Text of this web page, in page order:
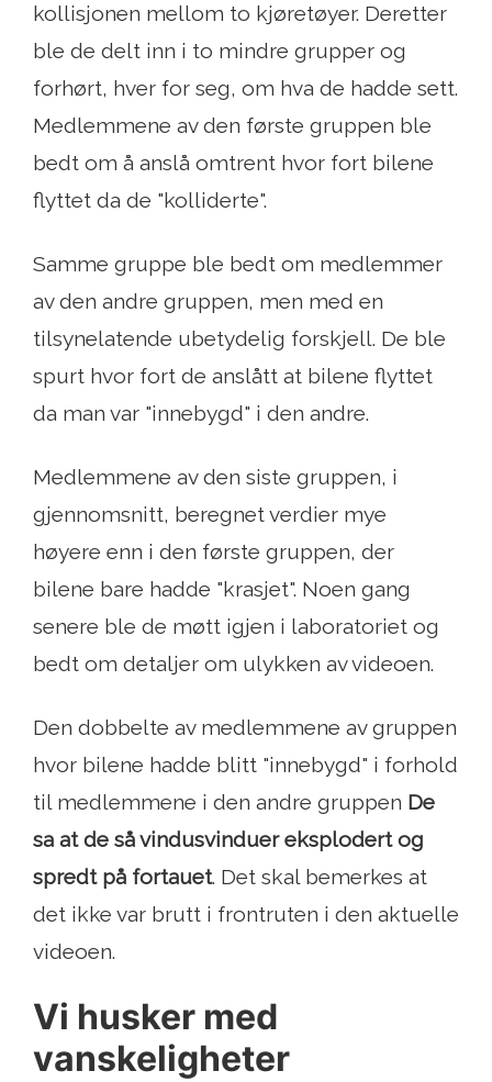
kollisjonen mellom to kjøretøyer. Deretter
ble de delt inn i to mindre grupper og
forhørt, hver for seg, om hva de hadde sett.
Medlemmene av den første gruppen ble
bedt om å anslå omtrent hvor fort bilene
flyttet da de "kolliderte".
Samme gruppe ble bedt om medlemmer
av den andre gruppen, men med en
tilsynelatende ubetydelig forskjell. De ble
spurt hvor fort de anslått at bilene flyttet
da man var "innebygd" i den andre.
Medlemmene av den siste gruppen, i
gjennomsnitt, beregnet verdier mye
høyere enn i den første gruppen, der
bilene bare hadde "krasjet". Noen gang
senere ble de møtt igjen i laboratoriet og
bedt om detaljer om ulykken av videoen.
Den dobbelte av medlemmene av gruppen
hvor bilene hadde blitt "innebygd" i forhold
til medlemmene i den andre gruppen De
sa at de så vindusvinduer eksplodert og
spredt på fortauet. Det skal bemerkes at
det ikke var brutt i frontruten i den aktuelle
videoen.
Vi husker med
vanskeligheter